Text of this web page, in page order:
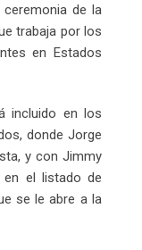
de la
trabaja por los
en Estados
incluido en los
donde Jorge
y con Jimmy
en el listado de
se le abre a la